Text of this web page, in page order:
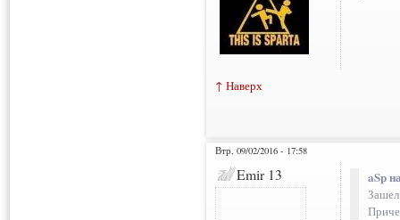
↑ Наверх
Втр, 09/02/2016 - 17:58
Emir 13 aSp